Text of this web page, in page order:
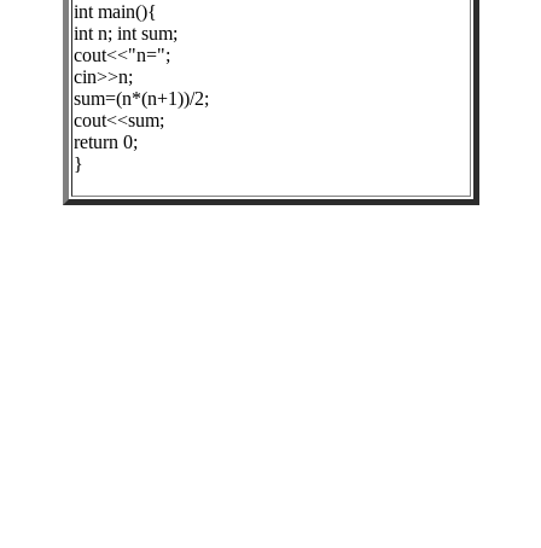
int main(){
int n; int sum;
cout<<"n=";
cin>>n;
sum=(n*(n+1))/2;
cout<<sum;
return 0;
}